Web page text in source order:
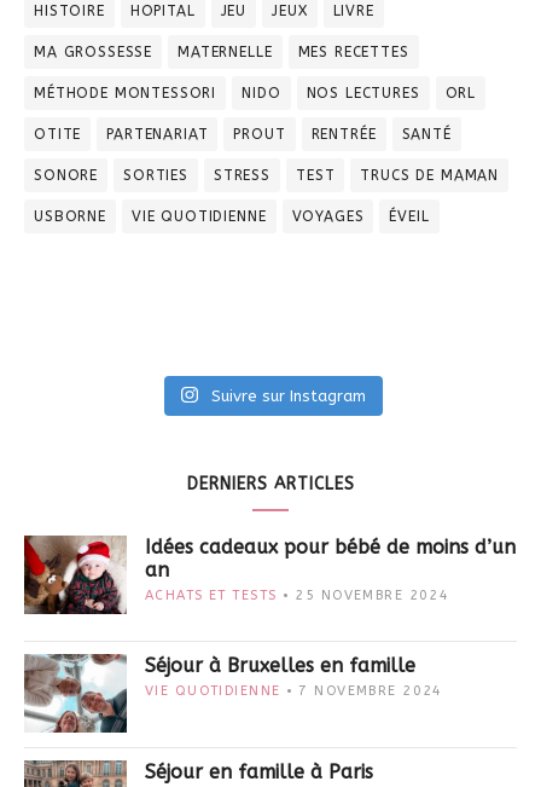
HISTOIRE HOPITAL JEU JEUX LIVRE
MA GROSSESSE MATERNELLE MES RECETTES
MÉTHODE MONTESSORI NIDO NOS LECTURES ORL
OTITE PARTENARIAT PROUT RENTRÉE SANTÉ
SONORE SORTIES STRESS TEST TRUCS DE MAMAN
USBORNE VIE QUOTIDIENNE VOYAGES ÉVEIL
Suivre sur Instagram
DERNIERS ARTICLES
Idées cadeaux pour bébé de moins d’un
an
ACHATS ET TESTS 25 NOVEMBRE 2024
Séjour à Bruxelles en famille
VIE QUOTIDIENNE 7 NOVEMBRE 2024
Séjour en famille à Paris